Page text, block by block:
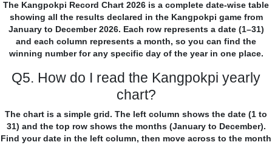
The Kangpokpi Record Chart 2026 is a complete date-wise table
showing all the results declared in the Kangpokpi game from
January to December 2026. Each row represents a date (1–31)
and each column represents a month, so you can find the
winning number for any specific day of the year in one place.
Q5. How do I read the Kangpokpi yearly
chart?
The chart is a simple grid. The left column shows the date (1 to
31) and the top row shows the months (January to December).
Find your date in the left column, then move across to the month